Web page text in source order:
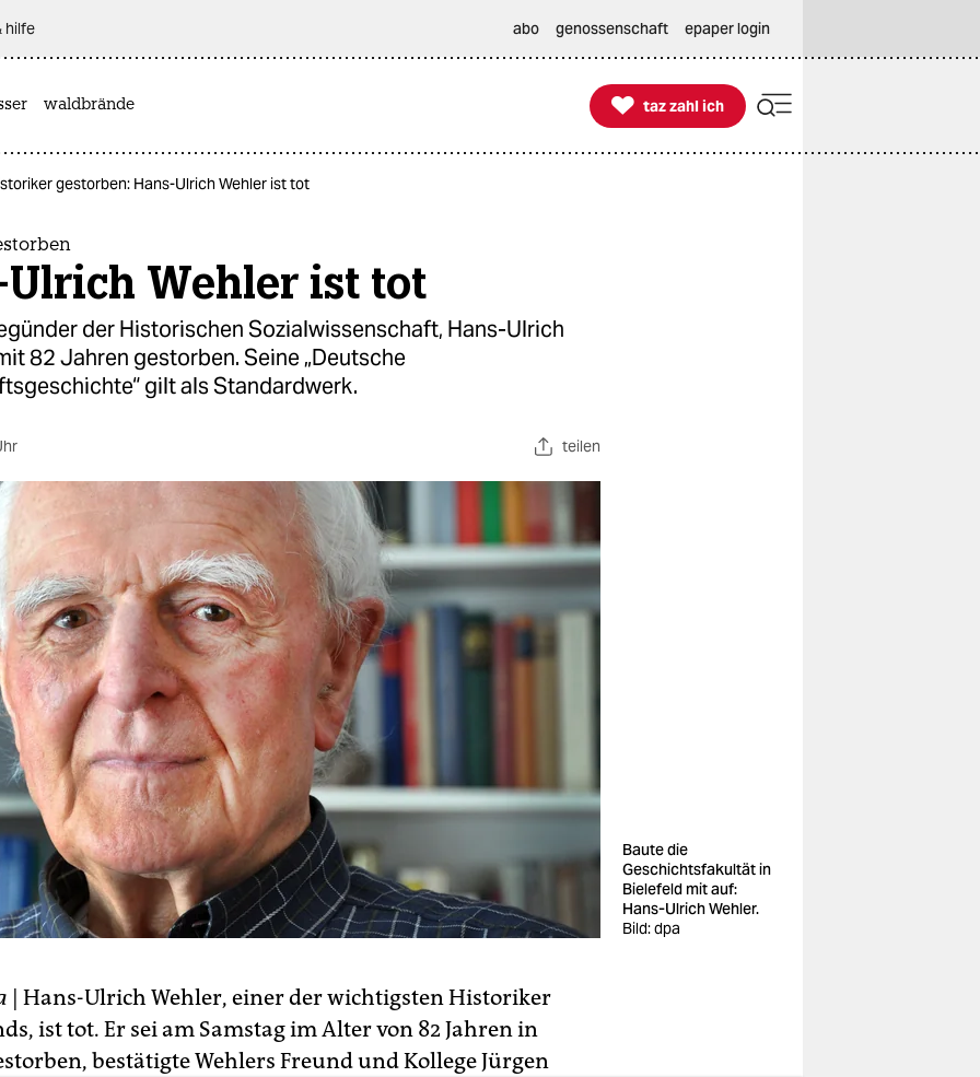
hilfe abo genossenschaft epaper login
waldbrände 
taz zahl ich
taz zahl ich
gestorben: Hans-Ulrich Wehler ist tot
Ulrich Wehler ist tot
der Historischen Sozialwissenschaft, Hans-Ulrich
82 Jahren gestorben. Seine „Deutsche
gilt als Standardwerk.
teilen
Baute die
Geschichtsfakultät in
Bielefeld mit auf:
Hans-Ulrich Wehler.
Bild: dpa
| Hans-Ulrich Wehler, einer der wichtigsten Historiker
ist tot. Er sei am Samstag im Alter von 82 Jahren in
bestätigte Wehlers Freund und Kollege Jürgen